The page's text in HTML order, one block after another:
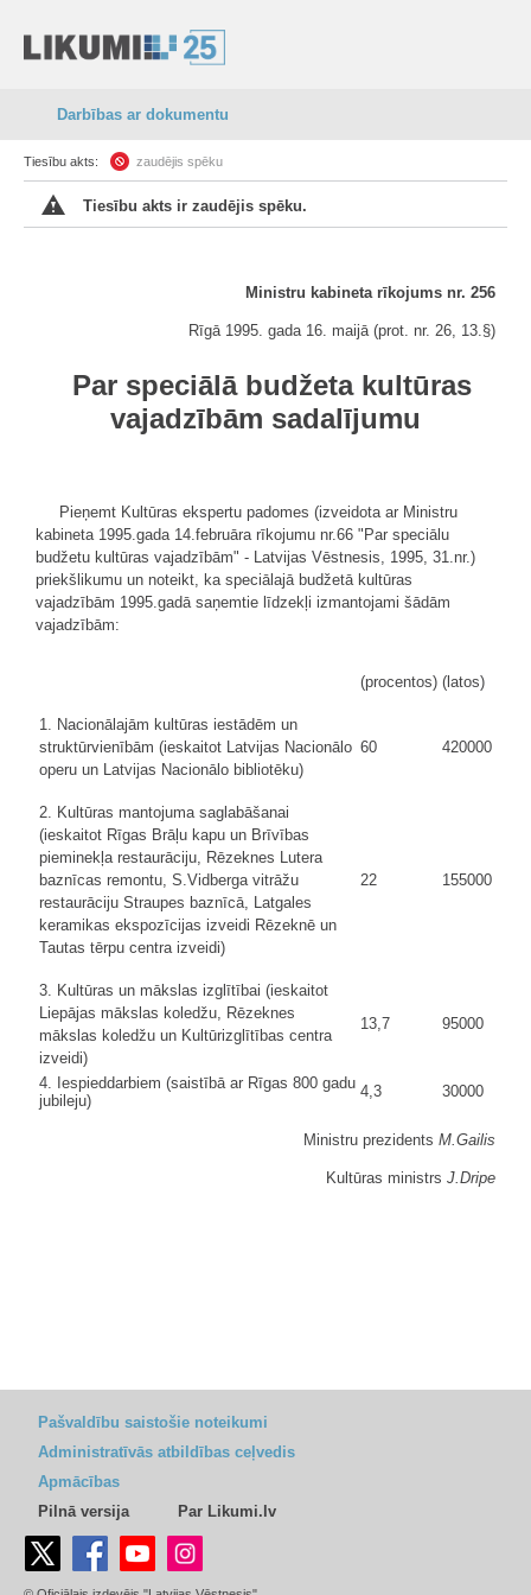
Darbības ar dokumentu
Tiesību akts: zaudējis spēku
Tiesību akts ir zaudējis spēku.
Ministru kabineta rīkojums nr. 256
Rīgā 1995. gada 16. maijā (prot. nr. 26, 13.§)
Par speciālā budžeta kultūras
vajadzībām sadalījumu
Pieņemt Kultūras ekspertu padomes (izveidota ar Ministru
kabineta 1995.gada 14.februāra rīkojumu nr.66 "Par speciālu
budžetu kultūras vajadzībām" - Latvijas Vēstnesis, 1995, 31.nr.)
priekšlikumu un noteikt, ka speciālajā budžetā kultūras
vajadzībām 1995.gadā saņemtie līdzekļi izmantojami šādām
vajadzībām:
(procentos) (latos)
1. Nacionālajām kultūras iestādēm un
struktūrvienībām (ieskaitot Latvijas Nacionālo
operu un Latvijas Nacionālo bibliotēku)
60 420000
2. Kultūras mantojuma saglabāšanai
(ieskaitot Rīgas Brāļu kapu un Brīvības
pieminekļa restaurāciju, Rēzeknes Lutera
baznīcas remontu, S.Vidberga vitrāžu
restaurāciju Straupes baznīcā, Latgales
keramikas ekspozīcijas izveidi Rēzeknē un
Tautas tērpu centra izveidi)
22 155000
3. Kultūras un mākslas izglītībai (ieskaitot
Liepājas mākslas koledžu, Rēzeknes
mākslas koledžu un Kultūrizglītības centra
izveidi)
13,7 95000
4. Iespieddarbiem (saistībā ar Rīgas 800 gadu
jubileju)
4,3 30000
Ministru prezidents M.Gailis
Kultūras ministrs J.Dripe
Pašvaldību saistošie noteikumi
Administratīvās atbildības ceļvedis
Apmācības
Pilnā versija
Par Likumi.lv